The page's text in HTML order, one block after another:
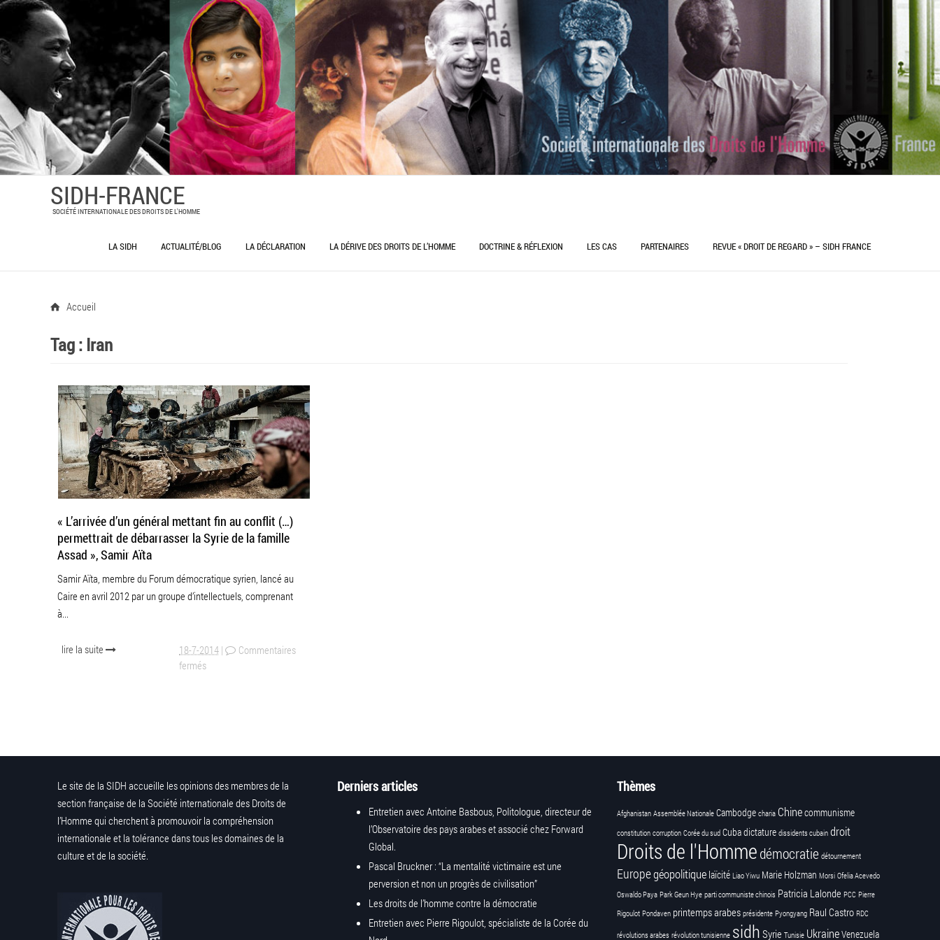
SIDH-FRANCE
SOCIÉTÉ INTERNATIONALE DES DROITS DE L'HOMME
LA SIDH
NOUS CONTACTER
ACTUALITÉ/BLOG LA DÉCLARATION LA DÉRIVE DES DROITS DE L’HOMME DOCTRINE & RÉFLEXION LES CAS PARTENAIRES REVUE « DROIT DE REGARD » – SIDH FRANCE
Accueil
Tag : Iran
« L’arrivée d’un général mettant fin au conflit (…)
permettrait de débarrasser la Syrie de la famille
Assad », Samir Aïta
Samir Aïta, membre du Forum démocratique syrien, lancé au
Caire en avril 2012 par un groupe d’intellectuels, comprenant
à...
lire la suite 18-7-2014 |
Commentaires
fermés
Le site de la SIDH accueille les opinions des membres de la
section française de la Société internationale des Droits de
l’Homme qui cherchent à promouvoir la compréhension
internationale et la tolérance dans tous les domaines de la
culture et de la société.
Derniers articles
Entretien avec Antoine Basbous, Politologue, directeur de
l’Observatoire des pays arabes et associé chez Forward
Global.
Pascal Bruckner : “La mentalité victimaire est une
perversion et non un progrès de civilisation”
Les droits de l’homme contre la démocratie
Entretien avec Pierre Rigoulot, spécialiste de la Corée du
Thèmes
Afghanistan Assemblée Nationale Cambodge charia Chinecommunisme
constitution corruption Corée du sud Cubadictature dissidents cubain droit
Droits de l'Hommedémocratie détournement
Europegéopolitique laïcité Liao Yiwu Marie Holzman Morsi Ofelia Acevedo
Oswaldo Paya Park Geun Hye parti communiste chinois Patricia Lalonde PCC Pierre
Rigoulot Pondaven printemps arabes présidente Pyongyang Raul Castro RDC
révolutions arabes révolution tunisienne sidh Syrie Tunisie UkraineVenezuela